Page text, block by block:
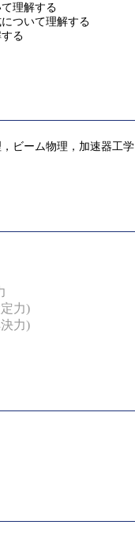
理解する
ついて理解する
る
ビーム物理，加速器工学
力)
力)